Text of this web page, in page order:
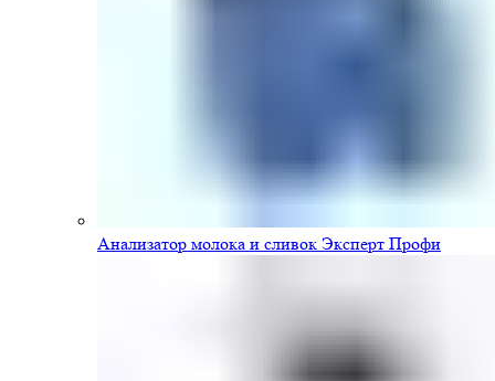
Анализатор молока и сливок Эксперт Профи